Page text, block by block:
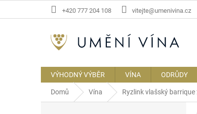
+420 777 204 108 vitejte@umenivina.cz
VÝHODNÝ VÝBĚR VÍNA ODRŮDY
Domů Vína Ryzlink vlašský